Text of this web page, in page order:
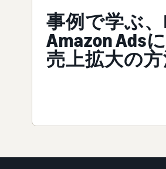
事例で学ぶ、
Amazon Ads
売上拡大の